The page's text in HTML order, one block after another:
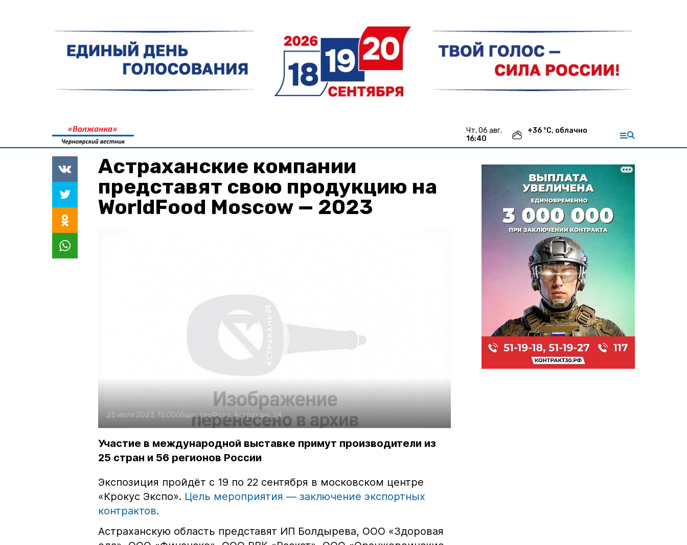
чт, 06 авг.
16:40
+36 °С, облачно
Астраханские компании
представят свою продукцию на
WorldFood Moscow — 2023
25 июля 2023, 15:00ОбществоФото:Астрахань 24
Участие в международной выставке примут производители из
25 стран и 56 регионов России
Экспозиция пройдёт с 19 по 22 сентября в московском центре
«Крокус Экспо». Цель мероприятия — заключение экспортных
контрактов.
Астраханскую область представят ИП Болдырева, ООО «Здоровая